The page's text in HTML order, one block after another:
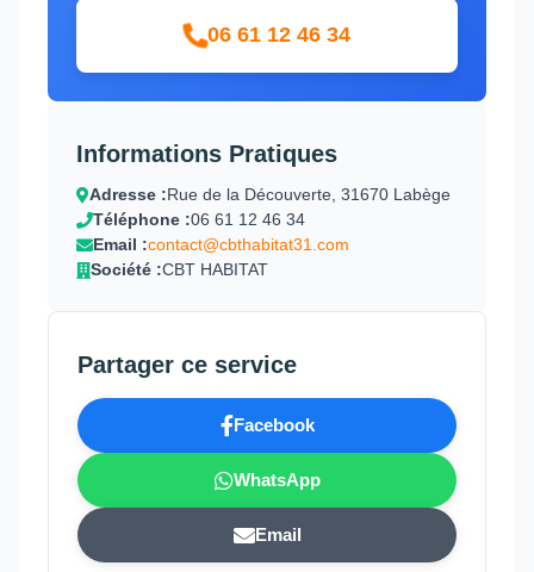
06 61 12 46 34
Informations Pratiques
Adresse :Rue de la Découverte, 31670 Labège
Téléphone :06 61 12 46 34
Email :contact@cbthabitat31.com
Société :CBT HABITAT
Partager ce service
Facebook
WhatsApp
Email